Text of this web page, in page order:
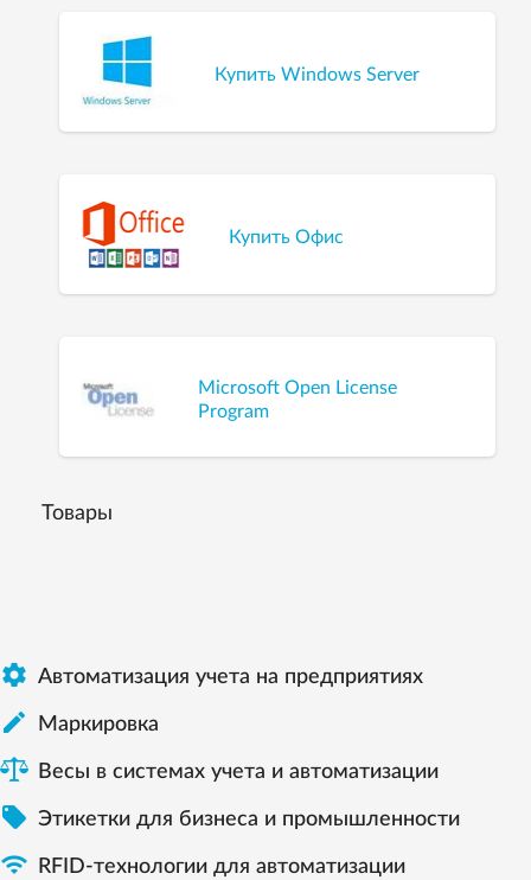
Купить Windows Server
Купить Офис
Microsoft Open License
Program
Товары
 Автоматизация учета на предприятиях
 Маркировка
Весы в системах учета и автоматизации
 Этикетки для бизнеса и промышленности
 RFID-технологии для автоматизации